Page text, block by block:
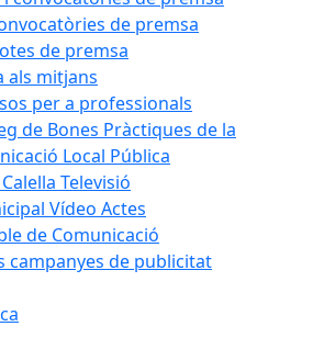
de premsa
de premsa
als mitjans
per a professionals
de Bones Pràctiques de la
Local Pública
Televisió
Vídeo Actes
de Comunicació
campanyes de publicitat